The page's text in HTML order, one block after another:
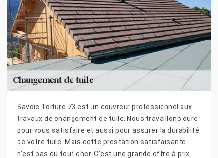
Savoie Toiture 73 est un couvreur professionnel aux
travaux de changement de tuile. Nous travaillons dure
pour vous satisfaire et aussi pour assurer la durabilité
de votre tuile. Mais cette prestation satisfaisante
n’est pas du tout cher. C’est une grande offre à prix